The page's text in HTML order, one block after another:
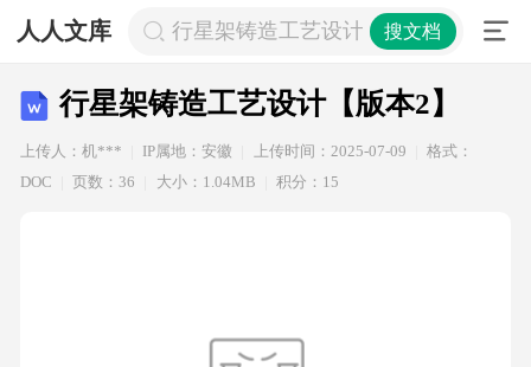
人人文库 行星架铸造工艺设计【版本2】
搜文档
行星架铸造工艺设计【版本2】
上传人：机*** IP属地：安徽 上传时间：2025-07-09
格式：
DOC
页数：36 大小：1.04MB 积分：15